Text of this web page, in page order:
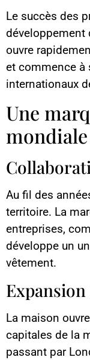
Le succès des
développement
ouvre
et commence à
internationaux
Une
mondiale
Au fil des
territoire. La
entreprises,
développe un
vêtement.
La maison
capitales de la
passant par